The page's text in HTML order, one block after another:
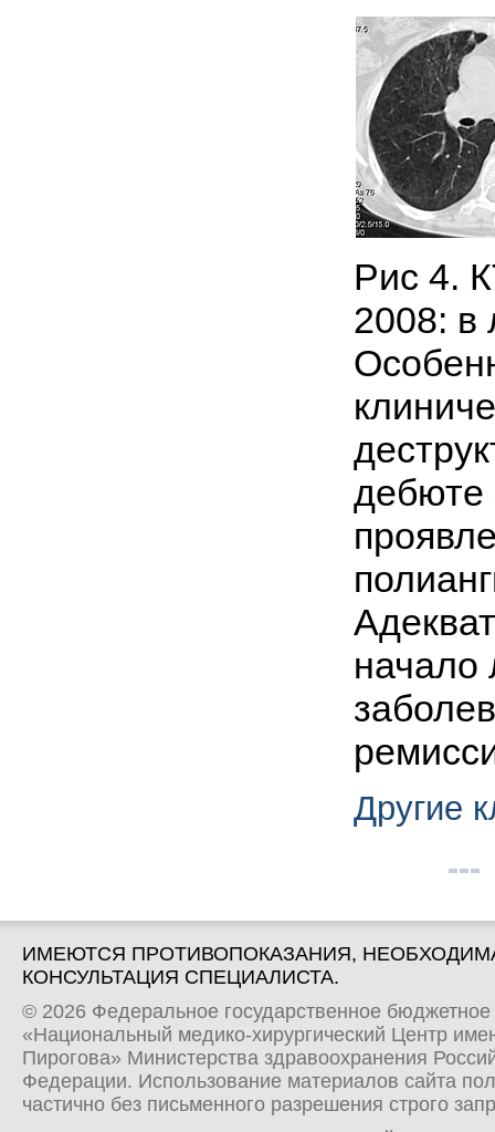
Рис 4.
2008: в
дебюте
начало
Другие
ИМЕЮТСЯ ПРОТИВОПОКАЗАНИЯ,
КОНСУЛЬТАЦИЯ СПЕЦИАЛИСТА.
© 2026 Федеральное государственное
«Национальный медико-хирургический Центр
Пирогова» Министерства здравоохранения
Федерации. Использование материалов сайта
частично без письменного разрешения строго